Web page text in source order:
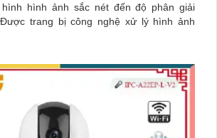
hình ảnh sắc nét đến độ phân giải